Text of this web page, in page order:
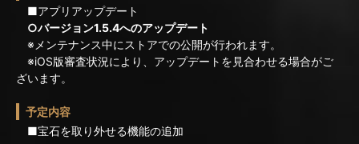
■アプリアップデート
○バージョン1.5.4へのアップデート
※メンテナンス中にストアでの公開が行われます。
※iOS版審査状況により、アップデートを見合わせる場合がご
ざいます。
予定内容
■宝石を取り外せる機能の追加